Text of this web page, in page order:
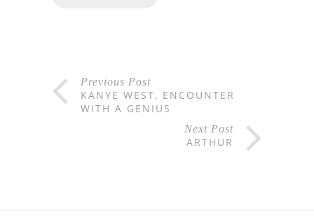
Previous Post
KANYE WEST, ENCOUNTER
WITH A GENIUS
Next Post
ARTHUR